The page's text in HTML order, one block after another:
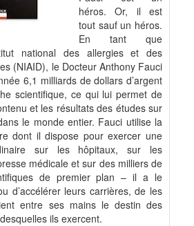
héros. Or, il est
tout sauf un héros.
En tant que
national des allergies et des
(NIAID), le Docteur Anthony Fauci
6,1 milliards de dollars d’argent
scientifique, ce qui lui permet de
et les résultats des études sur
le monde entier. Fauci utilise la
dont il dispose pour exercer une
sur les hôpitaux, sur les
médicale et sur des milliers de
de premier plan – il a le
d’accélérer leurs carrières, de les
entre ses mains le destin des
ils exercent.